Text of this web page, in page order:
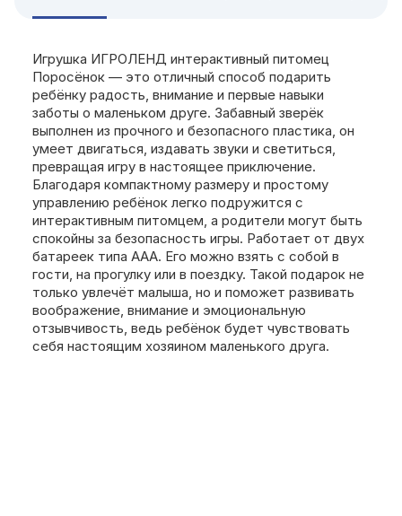
Игрушка ИГРОЛЕНД интерактивный питомец
Поросёнок — это отличный способ подарить
ребёнку радость, внимание и первые навыки
заботы о маленьком друге. Забавный зверёк
выполнен из прочного и безопасного пластика, он
умеет двигаться, издавать звуки и светиться,
превращая игру в настоящее приключение.
Благодаря компактному размеру и простому
управлению ребёнок легко подружится с
интерактивным питомцем, а родители могут быть
спокойны за безопасность игры. Работает от двух
батареек типа ААА. Его можно взять с собой в
гости, на прогулку или в поездку. Такой подарок не
только увлечёт малыша, но и поможет развивать
воображение, внимание и эмоциональную
отзывчивость, ведь ребёнок будет чувствовать
себя настоящим хозяином маленького друга.